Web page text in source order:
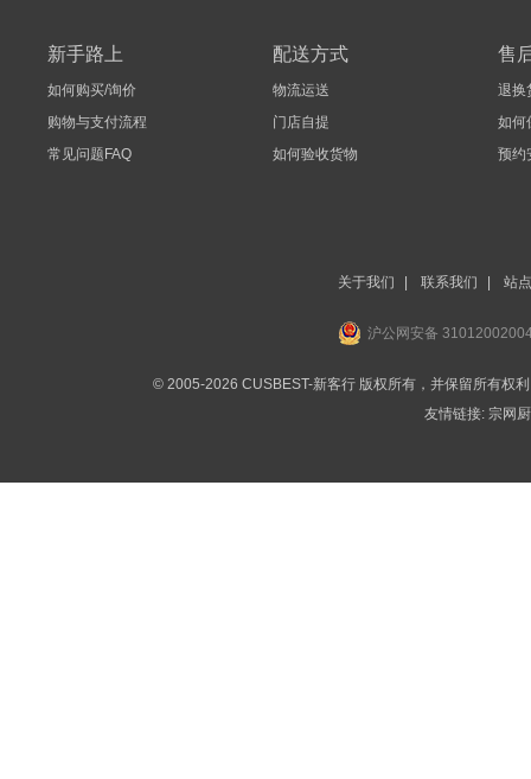
新手路上
如何购买/询价
购物与支付流程
常见问题FAQ
配送方式
物流运送
门店自提
如何验收货物
售
退换
如何
预约
关于我们 联系我们 站
沪公网安备
© 2005-2026 CUSBEST-新客行 版权所有，并保留所有权
友情链接: 宗网